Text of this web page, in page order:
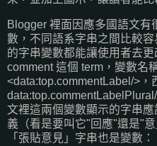
Blogger 裡面因應多國語文有
數，不同語系字串之間比較
的字串變數都能讓使用者去
comment 這個 term，變數名
<data:top.commentLabel/>，
文裡這兩個變數顯示的字串
義（看是要叫它"回應"還是"
「張貼意見」字串也是變數